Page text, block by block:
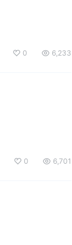
0 6,233
0 6,701